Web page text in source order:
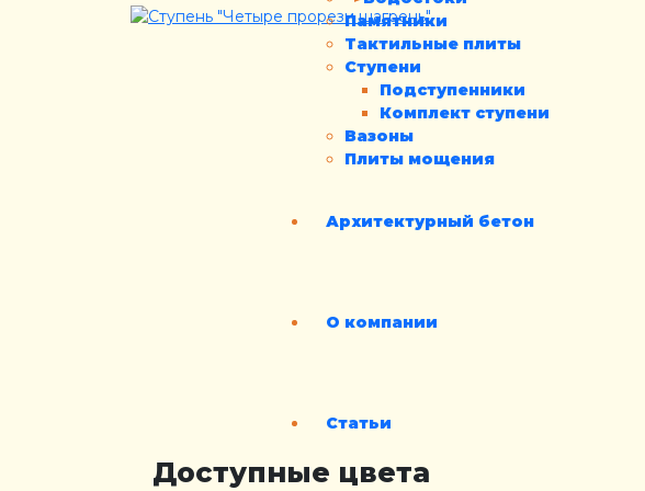
Памятники
Тактильные плиты
Ступени
Подступенники
Комплект ступени
Вазоны
Плиты мощения
Архитектурный бетон
О компании
Статьи
Доступные цвета